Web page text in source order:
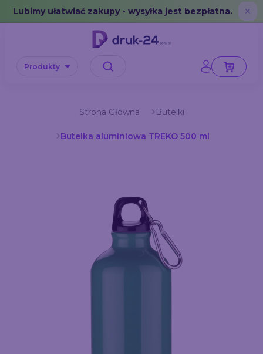
Error: No data in cache or invalid format
Lubimy ułatwiać zakupy - wysyłka jest bezpłatna. ✕
Produkty
Strona Główna Butelki
Butelka aluminiowa TREKO 500 ml